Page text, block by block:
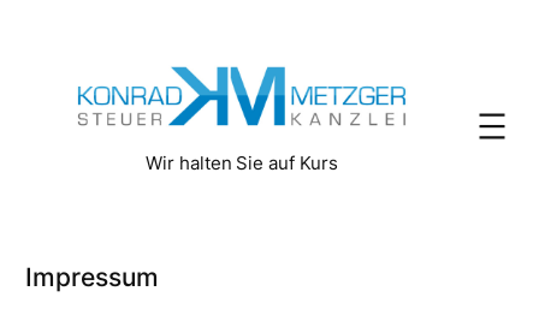
Wir halten Sie auf Kurs
Impressum